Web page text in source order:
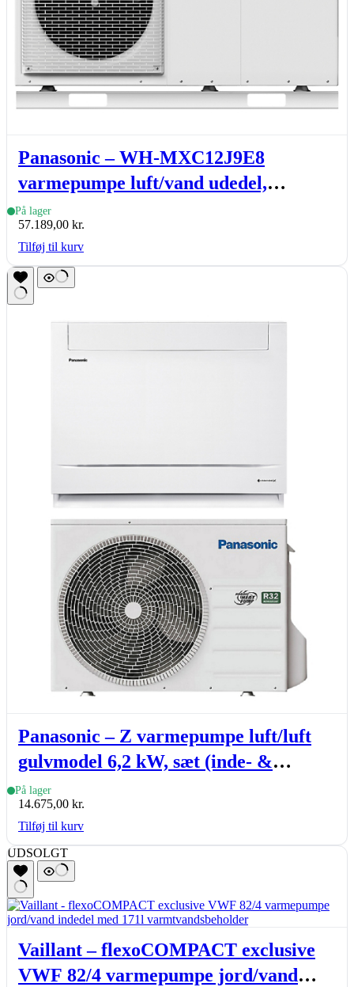
Panasonic – WH-MXC12J9E8
varmepumpe luft/vand udedel,
Aquarea T-CAP monoblock, J-gen, 12
kW
På lager
57.189,00 kr.
Tilføj til kurv
Panasonic – Z varmepumpe luft/luft
gulvmodel 6,2 kW, sæt (inde- &
udedel.)
På lager
14.675,00 kr.
Tilføj til kurv
UDSOLGT
Vaillant – flexoCOMPACT exclusive
VWF 82/4 varmepumpe jord/vand